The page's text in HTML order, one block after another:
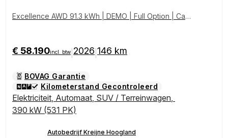
Excellence AWD 91.3 kWh | DEMO | Full Option | Car
€ 58.190incl. btw 2026 146 km
BOVAG Garantie
Kilometerstand Gecontroleerd
Elektriciteit, Automaat, SUV / Terreinwagen,
390 kW (531 PK)
Autobedrijf Kreijne Hoogland